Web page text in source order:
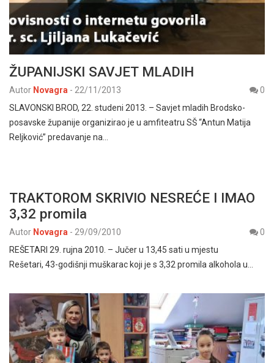
ŽUPANIJSKI SAVJET MLADIH
Autor Novagra - 22/11/2013
0
SLAVONSKI BROD, 22. studeni 2013. – Savjet mladih Brodsko-
posavske županije organizirao je u amfiteatru SŠ “Antun Matija
Reljković” predavanje na…
TRAKTOROM SKRIVIO NESREĆE I IMAO
3,32 promila
Autor Novagra - 29/09/2010
0
REŠETARI 29. rujna 2010. – Jučer u 13,45 sati u mjestu
Rešetari, 43-godišnji muškarac koji je s 3,32 promila alkohola u…